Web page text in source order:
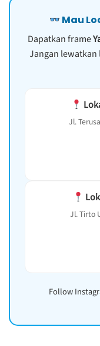
Mau
Dapatkan frame
Jangan lewatkan
Jl.
Jl. Tirto
Follow